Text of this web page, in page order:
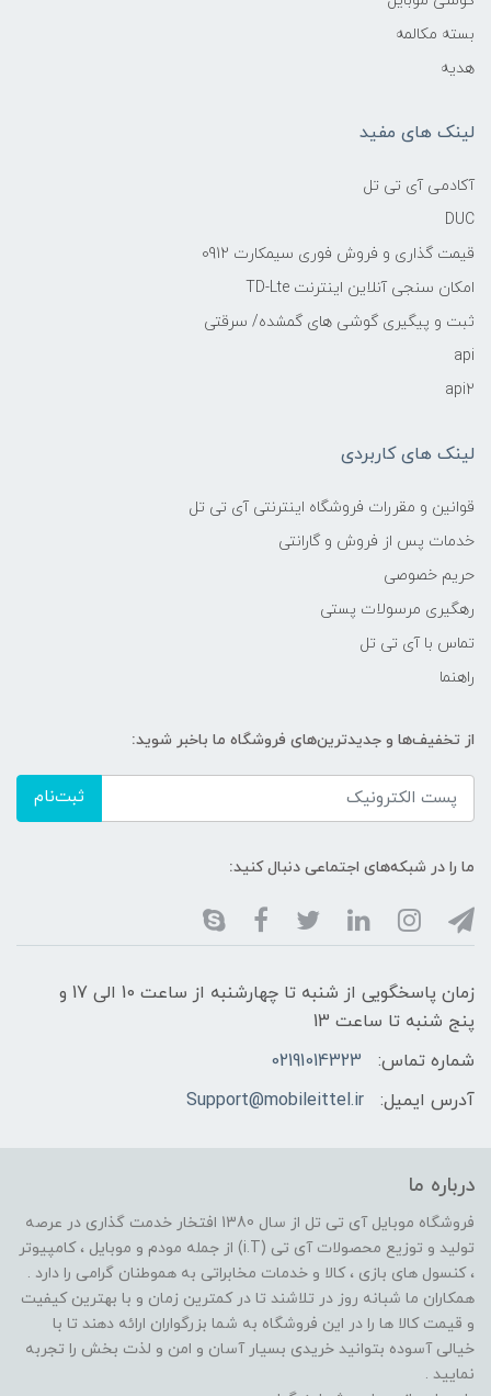
بسته مکالمه
هدیه
لینک های مفید
آکادمی آی تی تل
DUC
قیمت گذاری و فروش فوری سیمکارت 0912
امکان سنجی آنلاین اینترنت TD-Lte
ثبت و پیگیری گوشی های گمشده/ سرقتی
api
api2
لینک های کاربردی
قوانین و مقررات فروشگاه اینترنتی آی تی تل
خدمات پس از فروش و گارانتی
حریم خصوصی
رهگیری مرسولات پستی
تماس با آی تی تل
راهنما
از تخفیف‌ها و جدیدترین‌های فروشگاه ما باخبر شوید:
ثبت‌نام
ما را در شبکه‌های اجتماعی دنبال کنید:
زمان پاسخگویی از شنبه تا چهارشنبه از ساعت 10 الی 17 و
پنج شنبه تا ساعت 13
شماره تماس:
02191014323
آدرس ایمیل:
Support@mobileittel.ir
درباره ما
فروشگاه موبایل آی تی تل از سال 1380 افتخار خدمت گذاری در عرصه
تولید و توزیع محصولات آی تی (i.T) از جمله مودم و موبایل ، کامپیوتر
، کنسول های بازی ، کالا و خدمات مخابراتی به هموطنان گرامی را دارد .
همکاران ما شبانه روز در تلاشند تا در کمترین زمان و با بهترین کیفیت
و قیمت کالا ها را در این فروشگاه به شما بزرگواران ارائه دهند تا با
خیالی آسوده بتوانید خریدی بسیار آسان و امن و لذت بخش را تجربه
نمایید .